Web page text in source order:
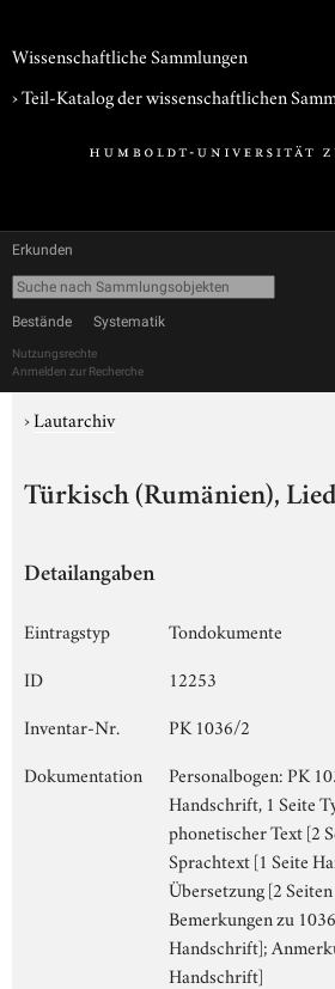
Wissenschaftliche Sammlungen
› Teil-Katalog der wissenschaftlichen
Erkunden
Bestände Systematik
Nutzungsrechte
Anmelden zur Recherche
›Lautarchiv
Türkisch (Rumänien),
Detailangaben
Eintragstyp
Tondokumente
ID
12253
Inventar-Nr.
PK 1036/2
Dokumentation
Personalbogen: PK
Handschrift, 1 Seite
phonetischer Text [2
Sprachtext [1 Seite
Übersetzung [2
Bemerkungen zu
Handschrift];
Handschrift]